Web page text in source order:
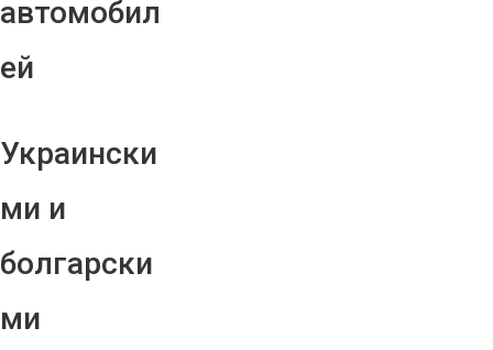
автомобил
ей
Украински
ми и
болгарски
ми